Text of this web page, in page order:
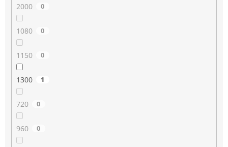
2000 0
1080 0
1150 0
1300 1
720 0
960 0